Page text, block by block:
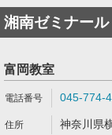
湘南ゼミナール
富岡教室
045-774-
神奈川県